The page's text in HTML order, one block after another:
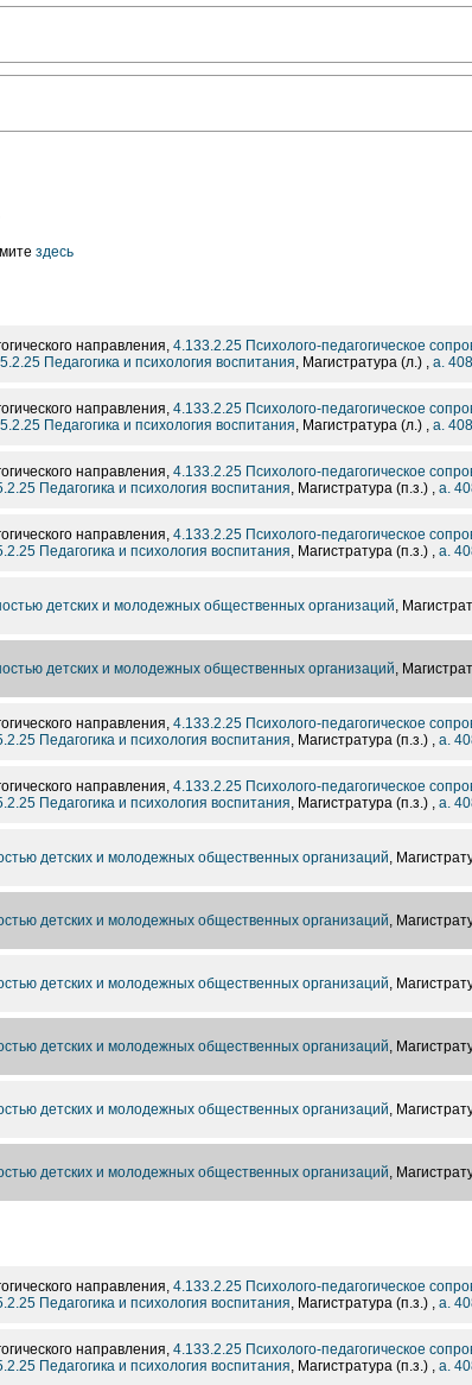
здесь
направления, 4.133.2.25 Психолого-педагогическое
Педагогика и психология воспитания, Магистратура (л.) , а. 408
направления, 4.133.2.25 Психолого-педагогическое
Педагогика и психология воспитания, Магистратура (л.) , а. 408
направления, 4.133.2.25 Психолого-педагогическое
Педагогика и психология воспитания, Магистратура (п.з.) , а.
направления, 4.133.2.25 Психолого-педагогическое
Педагогика и психология воспитания, Магистратура (п.з.) , а.
детских и молодежных общественных организаций,
детских и молодежных общественных организаций,
направления, 4.133.2.25 Психолого-педагогическое
Педагогика и психология воспитания, Магистратура (п.з.) , а.
направления, 4.133.2.25 Психолого-педагогическое
Педагогика и психология воспитания, Магистратура (п.з.) , а.
детских и молодежных общественных организаций,
детских и молодежных общественных организаций,
детских и молодежных общественных организаций,
детских и молодежных общественных организаций,
детских и молодежных общественных организаций,
детских и молодежных общественных организаций,
направления, 4.133.2.25 Психолого-педагогическое
Педагогика и психология воспитания, Магистратура (п.з.) , а.
направления, 4.133.2.25 Психолого-педагогическое
Педагогика и психология воспитания, Магистратура (п.з.) , а.